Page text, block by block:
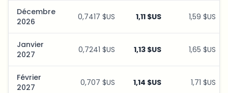
Décembre
2026
0,7417 $US 1,11 $US 1,59 $US
Janvier
2027
0,7241 $US 1,13 $US 1,65 $US
Février
2027
0,707 $US 1,14 $US 1,71 $US